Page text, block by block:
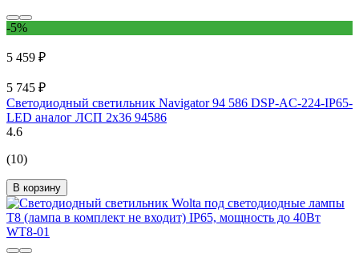
-5%
5 459 ₽
5 745 ₽
Светодиодный светильник Navigator 94 586 DSP-AC-224-IP65-
LED аналог ЛСП 2х36 94586
4.6
(10)
В корзину